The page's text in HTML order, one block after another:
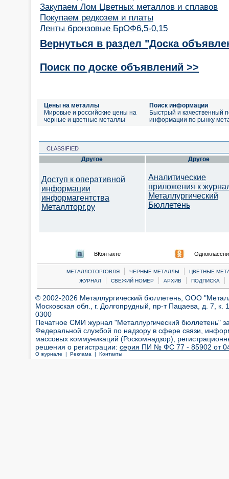
Закупаем Лом Цветных металлов и сплавов
Покупаем редкозем и платы
Ленты бронзовые БрОФ6,5-0,15
Вернуться в раздел "Доска
Поиск по доске объявлений >>
Цены на металлы
Мировые и российские цены на
черные и цветные металлы
Поиск информации
Быстрый и качественный
информации по рынку
CLASSIFIED
Другое
Доступ к оперативной
информации
информагентства
Металлторг.ру
Другое
Аналитические
приложения к
Металлургический
Бюллетень
ВКонтакте
МЕТАЛЛОТОРГОВЛЯ | ЧЕРНЫЕ МЕТАЛЛЫ |
ЦВЕТНЫЕ
ЖУРНАЛ
| СВЕЖИЙ НОМЕР | АРХИВ | ПОДПИСКА |
© 2002-2026 Металлургический бюллетень, ООО
Московская обл., г. Долгопрудный, пр-т Пацаева, д. 7,
0300
Печатное СМИ журнал "Металлургический бюллетень"
Федеральной службой по надзору в сфере связи,
массовых коммуникаций (Роскомнадзор),
решения о регистрации: серия ПИ № ФС 77 - 85902 от 04
О журнале | Реклама | Контакты